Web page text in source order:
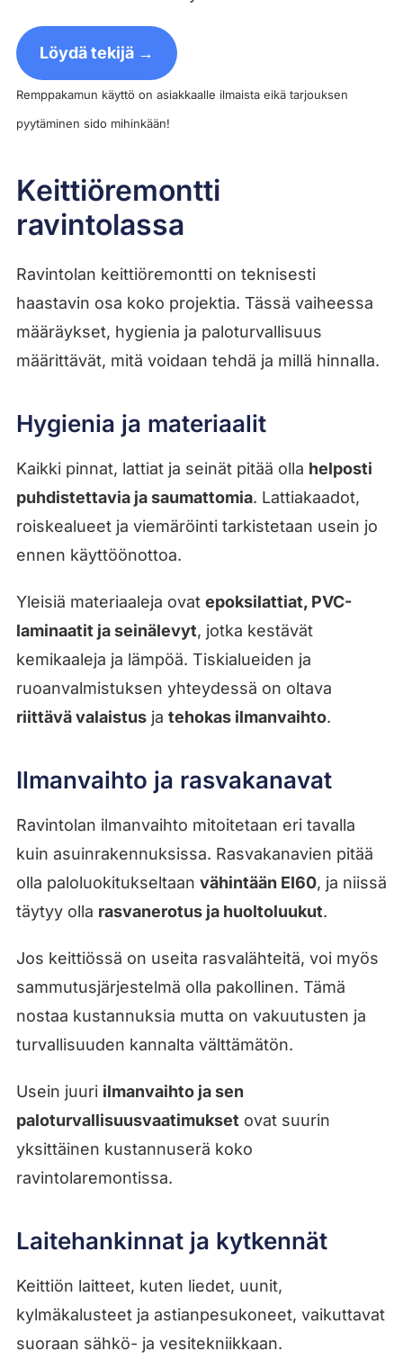
Löydä tekijä →
Remppakamun käyttö on asiakkaalle ilmaista eikä tarjouksen
pyytäminen sido mihinkään!
Keittiöremontti
ravintolassa
Ravintolan keittiöremontti on teknisesti
haastavin osa koko projektia. Tässä vaiheessa
määräykset, hygienia ja paloturvallisuus
määrittävät, mitä voidaan tehdä ja millä hinnalla.
Hygienia ja materiaalit
Kaikki pinnat, lattiat ja seinät pitää olla helposti
puhdistettavia ja saumattomia. Lattiakaadot,
roiskealueet ja viemäröinti tarkistetaan usein jo
ennen käyttöönottoa.
Yleisiä materiaaleja ovat epoksilattiat, PVC-
laminaatit ja seinälevyt, jotka kestävät
kemikaaleja ja lämpöä. Tiskialueiden ja
ruoanvalmistuksen yhteydessä on oltava
riittävä valaistusja tehokas ilmanvaihto.
Ilmanvaihto ja rasvakanavat
Ravintolan ilmanvaihto mitoitetaan eri tavalla
kuin asuinrakennuksissa. Rasvakanavien pitää
olla paloluokitukseltaan vähintään EI60, ja niissä
täytyy olla rasvanerotus ja huoltoluukut.
Jos keittiössä on useita rasvalähteitä, voi myös
sammutusjärjestelmä olla pakollinen. Tämä
nostaa kustannuksia mutta on vakuutusten ja
turvallisuuden kannalta välttämätön.
Usein juuri ilmanvaihto ja sen
paloturvallisuusvaatimukset ovat suurin
yksittäinen kustannuserä koko
ravintolaremontissa.
Laitehankinnat ja kytkennät
Keittiön laitteet, kuten liedet, uunit,
kylmäkalusteet ja astianpesukoneet, vaikuttavat
suoraan sähkö- ja vesitekniikkaan.